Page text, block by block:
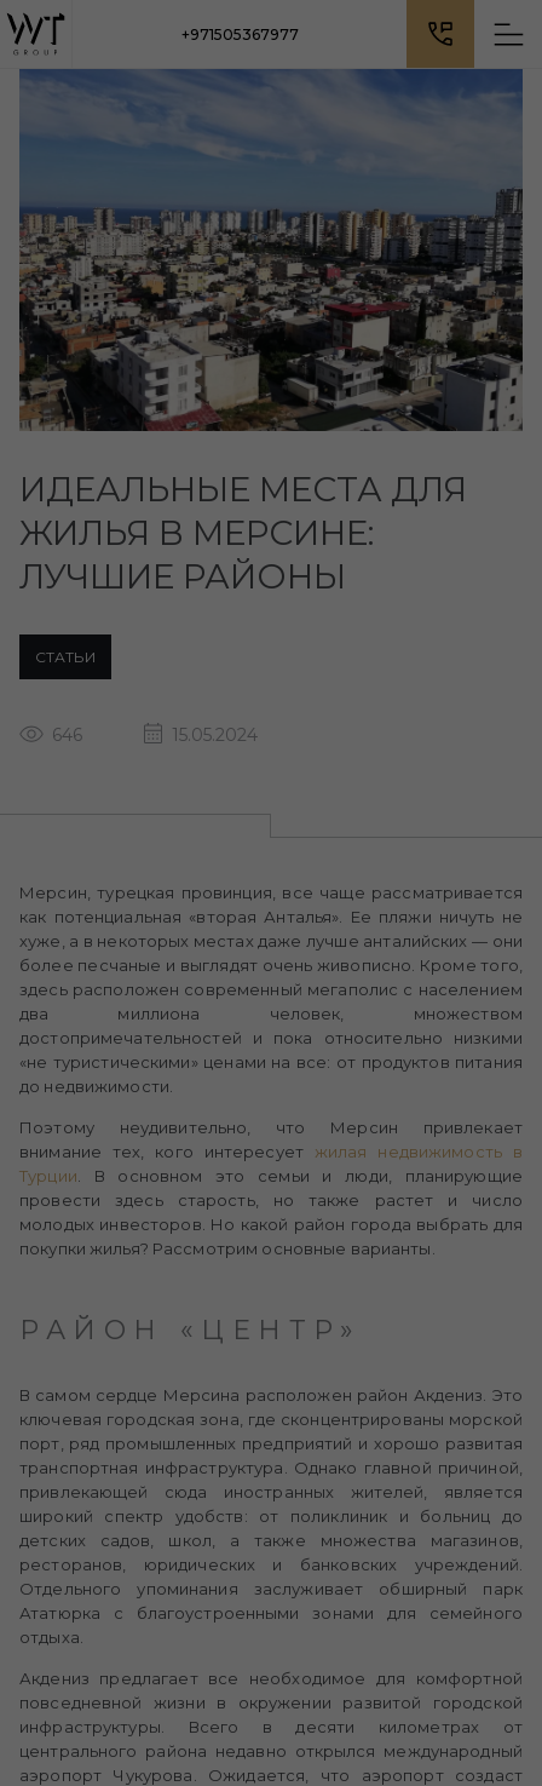
+971505367977
ИДЕАЛЬНЫЕ МЕСТА ДЛЯ
ЖИЛЬЯ В МЕРСИНЕ:
ЛУЧШИЕ РАЙОНЫ
СТАТЬИ
646 15.05.2024
Мерсин, турецкая провинция, все чаще рассматривается
как потенциальная «вторая Анталья». Ее пляжи ничуть не
хуже, а в некоторых местах даже лучше анталийских — они
более песчаные и выглядят очень живописно. Кроме того,
здесь расположен современный мегаполис с населением
два миллиона человек, множеством
достопримечательностей и пока относительно низкими
«не туристическими» ценами на все: от продуктов питания
до недвижимости.
Поэтому неудивительно, что Мерсин привлекает
внимание тех, кого интересует жилая недвижимостьв
Турции . В основном это семьи и люди, планирующие
провести здесь старость, но также растет и число
молодых инвесторов. Но какой район города выбрать для
покупки жилья? Рассмотрим основные варианты.
РАЙОН «ЦЕНТР»
В самом сердце Мерсина расположен район Акдениз. Это
ключевая городская зона, где сконцентрированы морской
порт, ряд промышленных предприятий и хорошо развитая
транспортная инфраструктура. Однако главной причиной,
привлекающей сюда иностранных жителей, является
широкий спектр удобств: от поликлиник и больниц до
детских садов, школ, а также множества магазинов,
ресторанов, юридических и банковских учреждений.
Отдельного упоминания заслуживает обширный парк
Ататюрка с благоустроенными зонами для семейного
отдыха.
Акдениз предлагает все необходимое для комфортной
повседневной жизни в окружении развитой городской
инфраструктуры. Всего в десяти километрах от
центрального района недавно открылся международный
аэропорт Чукурова. Ожидается, что аэропорт создаст